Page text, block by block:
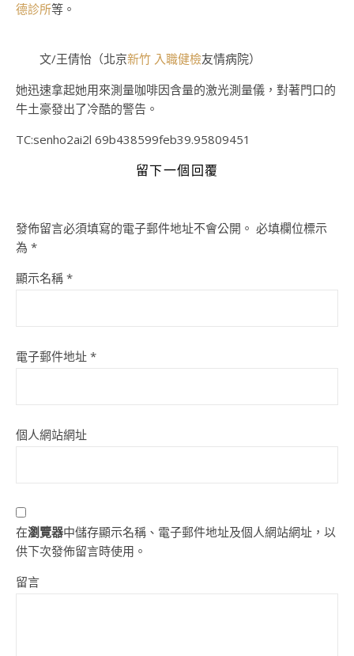
德診所等。
文/王倩怡（北京新竹 入職健檢友情病院）
她迅速拿起她用來測量咖啡因含量的激光測量儀，對著門口的
牛土豪發出了冷酷的警告。
TC:senho2ai2l 69b438599feb39.95809451
留下一個回覆
發佈留言必須填寫的電子郵件地址不會公開。 必填欄位標示
為 *
顯示名稱 *
電子郵件地址 *
個人網站網址
在瀏覽器中儲存顯示名稱、電子郵件地址及個人網站網址，以
供下次發佈留言時使用。
留言